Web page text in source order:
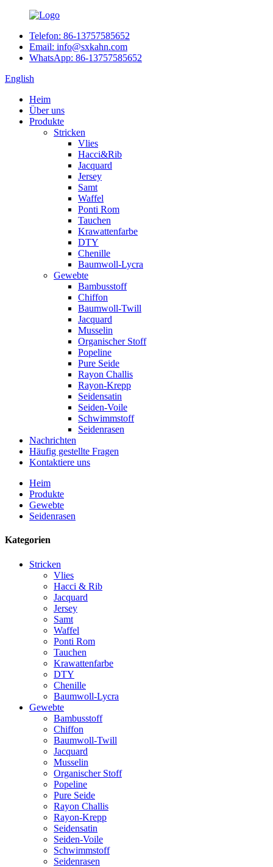
Telefon: 86-13757585652
Email: info@sxkahn.com
WhatsApp: 86-13757585652
English
Heim
Über uns
Produkte
Stricken
Vlies
Hacci&Rib
Jacquard
Jersey
Samt
Waffel
Ponti Rom
Tauchen
Krawattenfarbe
DTY
Chenille
Baumwoll-Lycra
Gewebte
Bambusstoff
Chiffon
Baumwoll-Twill
Jacquard
Musselin
Organischer Stoff
Popeline
Pure Seide
Rayon Challis
Rayon-Krepp
Seidensatin
Seiden-Voile
Schwimmstoff
Seidenrasen
Nachrichten
Häufig gestellte Fragen
Kontaktiere uns
Heim
Produkte
Gewebte
Seidenrasen
Kategorien
Stricken
Vlies
Hacci & Rib
Jacquard
Jersey
Samt
Waffel
Ponti Rom
Tauchen
Krawattenfarbe
DTY
Chenille
Baumwoll-Lycra
Gewebte
Bambusstoff
Chiffon
Baumwoll-Twill
Jacquard
Musselin
Organischer Stoff
Popeline
Pure Seide
Rayon Challis
Rayon-Krepp
Seidensatin
Seiden-Voile
Schwimmstoff
Seidenrasen